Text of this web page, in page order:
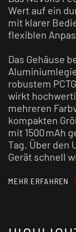
Wert auf ein
mit klarer
flexiblen
Das Gehäuse
robustem
wirkt
mehreren
kompakten
mit 1500 mAh
Tag. Über den
Gerät schnell
MEHR ERFAHREN